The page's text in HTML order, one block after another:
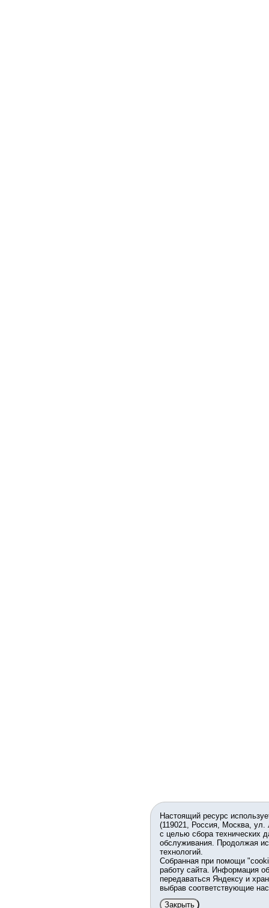
Настоящий ресурс
(119021, Россия, Москва,
с целью сбора технических
обслуживания. Продолжая
технологий.
Собранная при помощи
работу сайта. Информация
передаваться Яндексу и
выбрав соответствующие
Закрыть